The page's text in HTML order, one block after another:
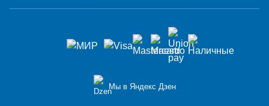
Мы в Яндекс Дзен